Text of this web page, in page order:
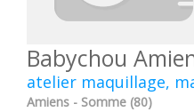
Babychou
atelier maquillage,
Amiens - Somme (80)